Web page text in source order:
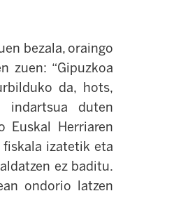
bezala, oraingo
zuen: “Gipuzkoa
da, hots,
indartsua duten
Euskal Herriaren
fiskala izatetik eta
ez baditu.
ondorio latzen